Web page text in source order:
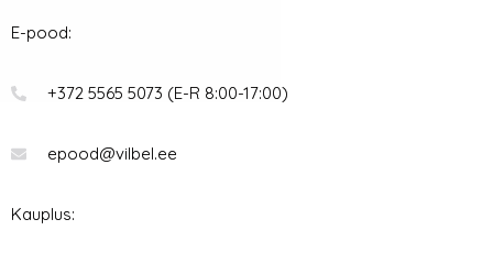
E-pood:
+372 5565 5073 (E-R 8:00-17:00)
epood@vilbel.ee
Kauplus: